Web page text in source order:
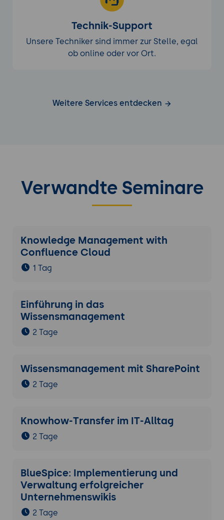
Technik-Support
Unsere Techniker sind immer zur Stelle, egal
ob online oder vor Ort.
Weitere Services entdecken
Verwandte Seminare
Knowledge Management with
Confluence Cloud
1 Tag
Einführung in das
Wissensmanagement
2 Tage
Wissensmanagement mit SharePoint
2 Tage
Knowhow-Transfer im IT-Alltag
2 Tage
BlueSpice: Implementierung und
Verwaltung erfolgreicher
Unternehmenswikis
2 Tage